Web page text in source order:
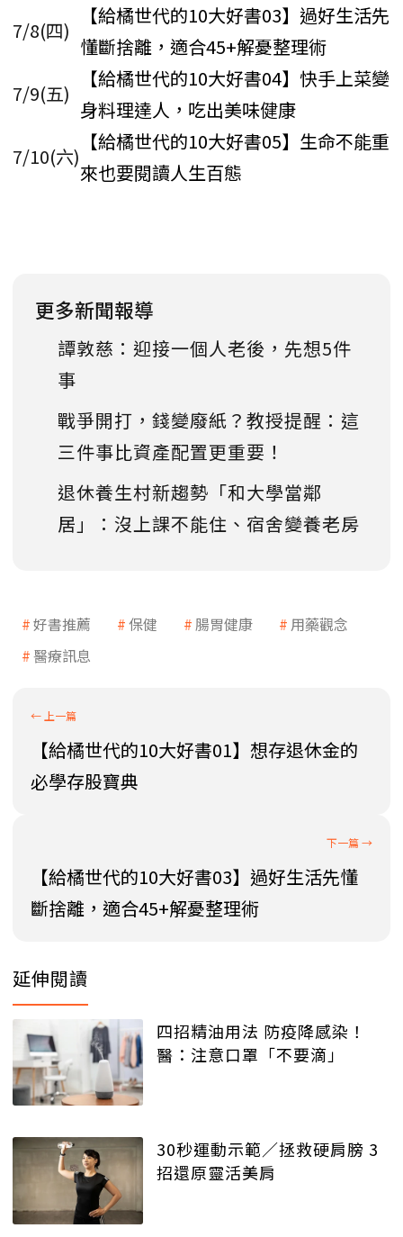
7/8(四)
【給橘世代的10大好書03】過好生活先
懂斷捨離，適合45+解憂整理術
7/9(五)
【給橘世代的10大好書04】快手上菜變
身料理達人，吃出美味健康
7/10(六)
【給橘世代的10大好書05】生命不能重
來也要閱讀人生百態
更多新聞報導
譚敦慈：迎接一個人老後，先想5件
事
戰爭開打，錢變廢紙？教授提醒：這
三件事比資產配置更重要！
退休養生村新趨勢「和大學當鄰
居」：沒上課不能住、宿舍變養老房
好書推薦 保健 腸胃健康
用藥觀念
醫療訊息
【給橘世代的10大好書01】想存退休金的
必學存股寶典
【給橘世代的10大好書03】過好生活先懂
斷捨離，適合45+解憂整理術
延伸閱讀
四招精油用法 防疫降感染！
醫：注意口罩「不要滴」
30秒運動示範／拯救硬肩膀 3
招還原靈活美肩